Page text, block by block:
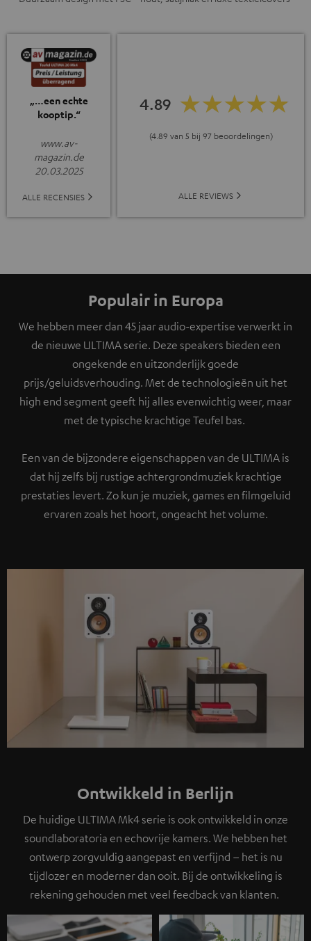
„…een echte
kooptip.“
www.av-
magazin.de
20.03.2025
ALLE RECENSIES
4.89
(4.89 van 5 bij 97 beoordelingen)
ALLE REVIEWS
Populair in Europa
We hebben meer dan 45 jaar audio-expertise verwerkt in
de nieuwe ULTIMA serie. Deze speakers bieden een
ongekende en uitzonderlijk goede
prijs/geluidsverhouding. Met de technologieën uit het
high end segment geeft hij alles evenwichtig weer, maar
met de typische krachtige Teufel bas.
Een van de bijzondere eigenschappen van de ULTIMA is
dat hij zelfs bij rustige achtergrondmuziek krachtige
prestaties levert. Zo kun je muziek, games en filmgeluid
ervaren zoals het hoort, ongeacht het volume.
Ontwikkeld in Berlijn
De huidige ULTIMA Mk4 serie is ook ontwikkeld in onze
soundlaboratoria en echovrije kamers. We hebben het
ontwerp zorgvuldig aangepast en verfijnd – het is nu
tijdlozer en moderner dan ooit. Bij de ontwikkeling is
rekening gehouden met veel feedback van klanten.